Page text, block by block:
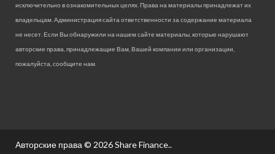
исключительно в ознакомительных целях. Права на материалы принадлежат их
владельцам. Администрация сайта ответственности за содержание материала
не несет. Если Вы обнаружили на нашем сайте материалы, которые нарушают
авторские права, принадлежащие Вам, Вашей компании или организации,
пожалуйста, сообщите нам.
Авторские права © 2026Share Finance..